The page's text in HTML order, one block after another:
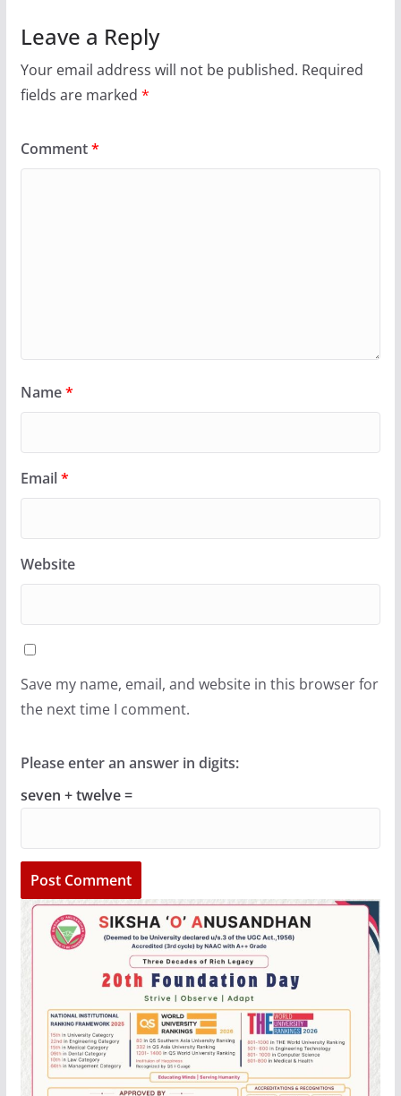
Leave a Reply
Your email address will not be published. Required
fields are marked *
Comment*
Name*
Email*
Website
Save my name, email, and website in this browser for
the next time I comment.
Please enter an answer in digits:
seven + twelve =